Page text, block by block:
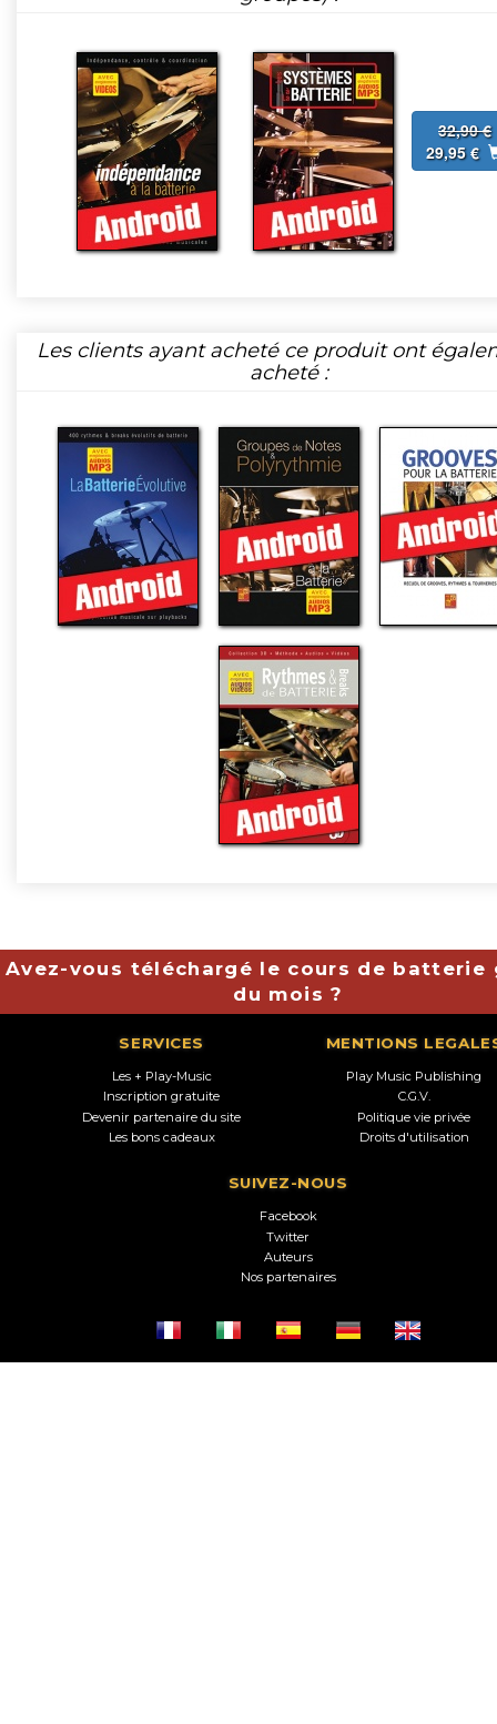
32,90 €
29,95 €
Les clients ayant acheté ce produit ont
acheté :
Avez-vous téléchargé le cours de batterie
du mois ?
SERVICES
Les + Play-Music
Inscription gratuite
Devenir partenaire du site
Les bons cadeaux
MENTIONS
Play Music Publishing
C.G.V.
Politique vie privée
Droits d'utilisation
SUIVEZ-NOUS
Facebook
Twitter
Auteurs
Nos partenaires